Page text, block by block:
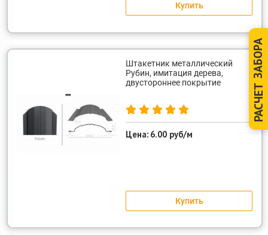
Купить
Штакетник металлический
Рубин, имитация дерева,
двустороннее покрытие
Цена: 6.00 руб/м
Купить
РАСЧЕТ
ЗАБОРА